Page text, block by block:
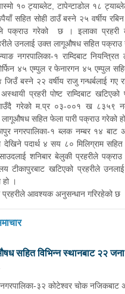
१० ट्याब्लेट, टापेन्टाडोल १८
सहित सोही ठाउँ बस्ने २५ वर्षीय
पक्राउ गरेको छ । इलाका प्रहरी
उनलाई उक्त लागूऔषध सहित पक्राउ
नगरपालिका-१ राम्दिबाट
४५ एम्पुल र फेनारगन ४५ एम्पुल
जिउँ बस्ने २२ वर्षीय राजु गन्धर्बलाई गए
प्रहरी पोष्ट राम्दिबाट
गरेको म.प्र ०३-००१ ख ८३५९
सहित फेला पारी पक्राउ गरेको
नगरपालिका-१ ब्लक नम्बर १४
देखिने पदार्थ ४ सय ८० मिलिग्राम
साउदलाई शनिबार बेलुकी प्रहरीले
टीकापुरबाट खटिएको प्रहरीले
।
प्रहरीले आवश्यक अनुसन्धान गरिरहेको छ
सहित विभिन्न स्थानबाट २२
३२ कोटेश्वर चोक